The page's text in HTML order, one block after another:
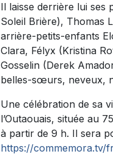
Il laisse derrière lui ses
Soleil Brière), Thomas
arrière-petits-enfants
Clara, Félyx (Kristina
Gosselin (Derek
belles-sœurs, neveux,
Une célébration de sa
l’Outaouais, située au
à partir de 9 h. Il sera
https://commemora.tv/